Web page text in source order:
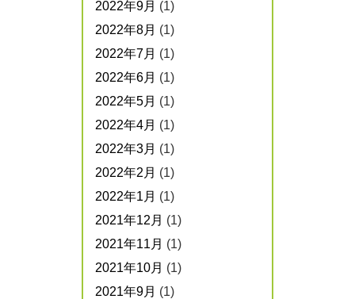
2022年9月 (1)
2022年8月 (1)
2022年7月 (1)
2022年6月 (1)
2022年5月 (1)
2022年4月 (1)
2022年3月 (1)
2022年2月 (1)
2022年1月 (1)
2021年12月 (1)
2021年11月 (1)
2021年10月 (1)
2021年9月 (1)